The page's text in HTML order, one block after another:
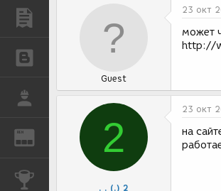
REN ЖУРНАЛ
Guest
23 окт
может
http://
2
. . (.) 2
23 окт
на